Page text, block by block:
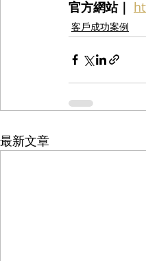
官方網站｜
客戶成功案例
最新文章